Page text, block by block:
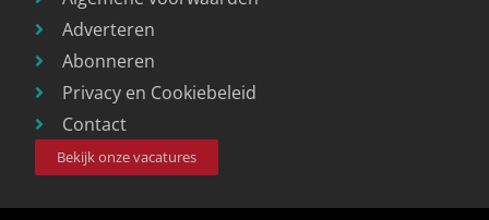
Adverteren
Abonneren
Privacy en Cookiebeleid
Contact
Bekijk onze vacatures